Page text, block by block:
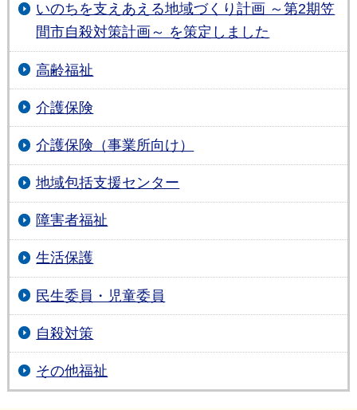
いのちを支えあえる地域づくり計画 ～第2期笠
間市自殺対策計画～ を策定しました
高齢福祉
介護保険
介護保険（事業所向け）
地域包括支援センター
障害者福祉
生活保護
民生委員・児童委員
自殺対策
その他福祉